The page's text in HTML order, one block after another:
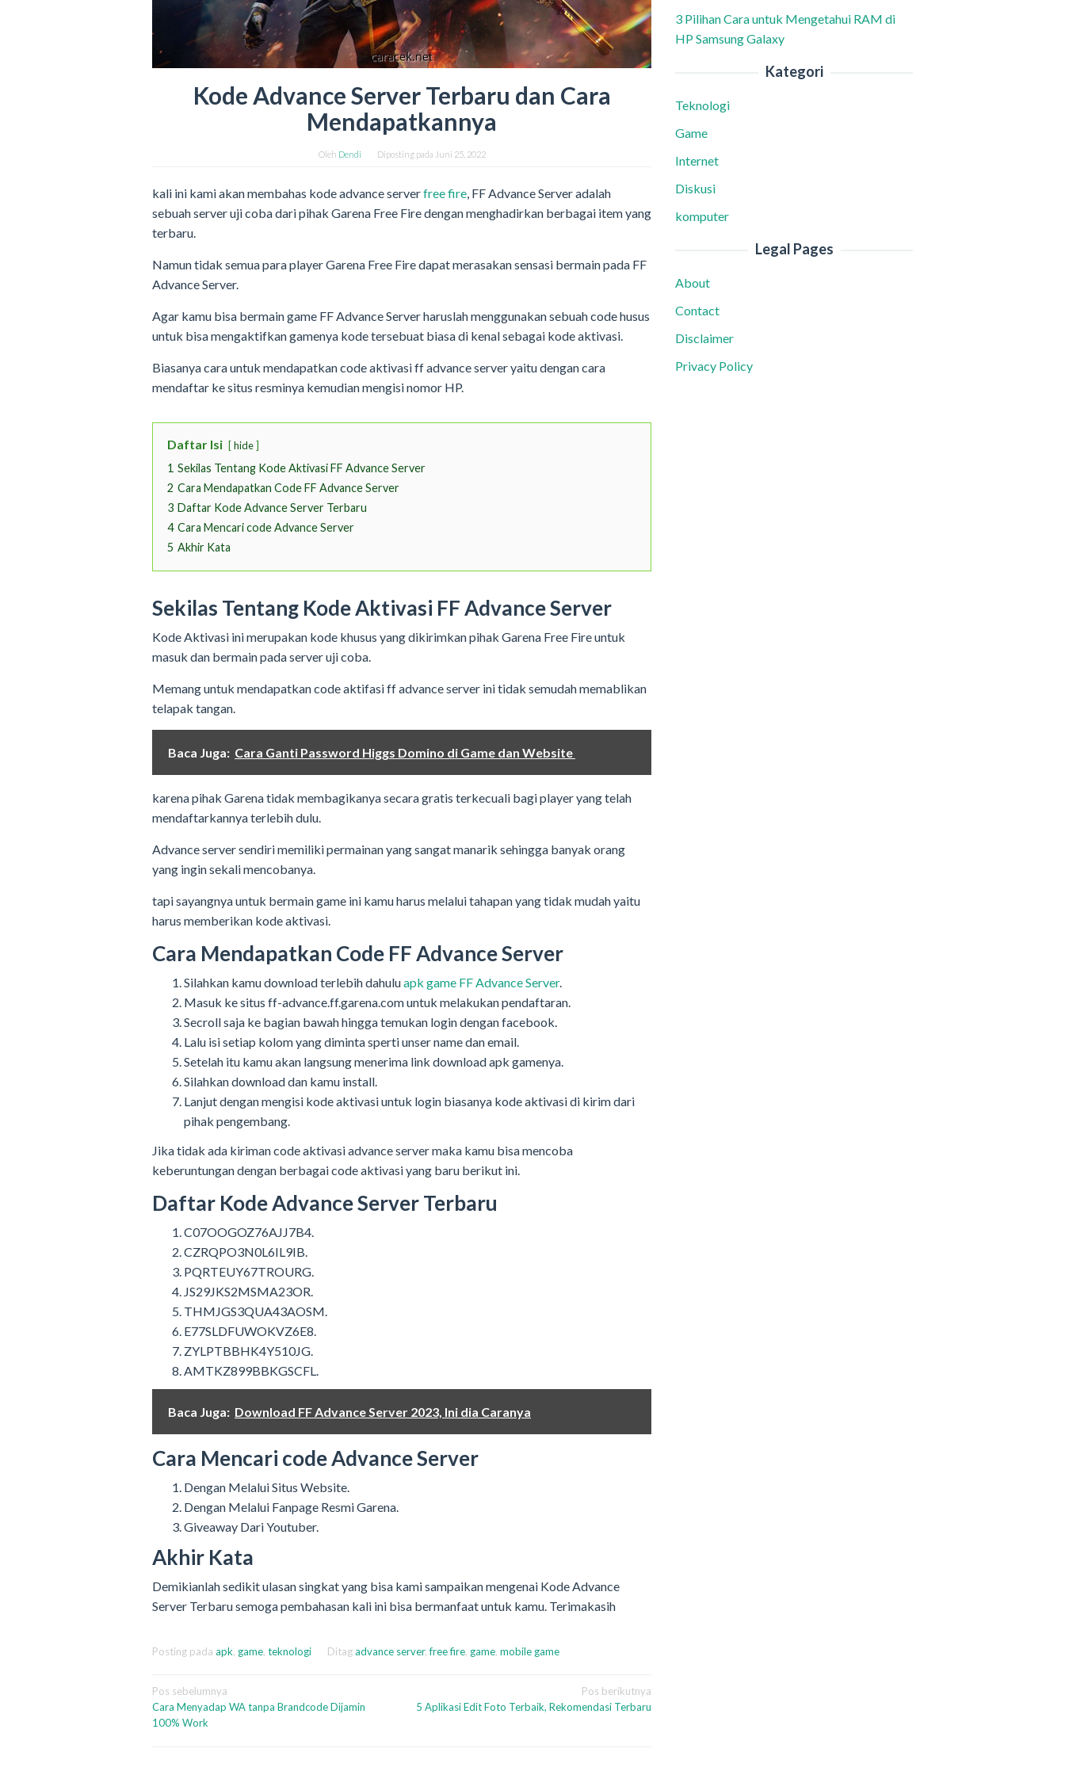
Kode Advance Server Terbaru dan Cara
Mendapatkannya
Oleh Dendi Diposting pada Juni 25, 2022
kali ini kami akan membahas kode advance serverfree fire, FF Advance Server adalah
sebuah server uji coba dari pihak Garena Free Fire dengan menghadirkan berbagai item yang
terbaru.
Namun tidak semua para player Garena Free Fire dapat merasakan sensasi bermain pada FF
Advance Server.
Agar kamu bisa bermain game FF Advance Server haruslah menggunakan sebuah code husus
untuk bisa mengaktifkan gamenya kode tersebuat biasa di kenal sebagai kode aktivasi.
Biasanya cara untuk mendapatkan code aktivasi ff advance server yaitu dengan cara
mendaftar ke situs resminya kemudian mengisi nomor HP.
Daftar Isi hide
1 Sekilas Tentang Kode Aktivasi FF Advance Server
2 Cara Mendapatkan Code FF Advance Server
3 Daftar Kode Advance Server Terbaru
4 Cara Mencari code Advance Server
5 Akhir Kata
Sekilas Tentang Kode Aktivasi FF Advance Server
Kode Aktivasi ini merupakan kode khusus yang dikirimkan pihak Garena Free Fire untuk
masuk dan bermain pada server uji coba.
Memang untuk mendapatkan code aktifasi ff advance server ini tidak semudah memablikan
telapak tangan.
Baca Juga: Cara Ganti Password Higgs Domino di Game dan Website
karena pihak Garena tidak membagikanya secara gratis terkecuali bagi player yang telah
mendaftarkannya terlebih dulu.
Advance server sendiri memiliki permainan yang sangat manarik sehingga banyak orang
yang ingin sekali mencobanya.
tapi sayangnya untuk bermain game ini kamu harus melalui tahapan yang tidak mudah yaitu
harus memberikan kode aktivasi.
Cara Mendapatkan Code FF Advance Server
Silahkan kamu download terlebih dahuluapk game FF Advance Server.
Masuk ke situs ff-advance.ff.garena.com untuk melakukan pendaftaran.
Secroll saja ke bagian bawah hingga temukan login dengan facebook.
Lalu isi setiap kolom yang diminta sperti unser name dan email.
Setelah itu kamu akan langsung menerima link download apk gamenya.
Silahkan download dan kamu install.
Lanjut dengan mengisi kode aktivasi untuk login biasanya kode aktivasi di kirim dari
pihak pengembang.
Jika tidak ada kiriman code aktivasi advance server maka kamu bisa mencoba
keberuntungan dengan berbagai code aktivasi yang baru berikut ini.
Daftar Kode Advance Server Terbaru
C07OOGOZ76AJJ7B4.
CZRQPO3N0L6IL9IB.
PQRTEUY67TROURG.
JS29JKS2MSMA23OR.
THMJGS3QUA43AOSM.
E77SLDFUWOKVZ6E8.
ZYLPTBBHK4Y510JG.
AMTKZ899BBKGSCFL.
Baca Juga: Download FF Advance Server 2023, Ini dia Caranya
Cara Mencari code Advance Server
Dengan Melalui Situs Website.
Dengan Melalui Fanpage Resmi Garena.
Giveaway Dari Youtuber.
Akhir Kata
Demikianlah sedikit ulasan singkat yang bisa kami sampaikan mengenai Kode Advance
Server Terbaru semoga pembahasan kali ini bisa bermanfaat untuk kamu. Terimakasih
Posting pada apk, game, teknologi Ditagadvance server,free fire, game, mobile game
Navigasi
pos
Pos sebelumnya
Cara Menyadap WA tanpa Brandcode Dijamin
100% Work
Pos berikutnya
5 Aplikasi Edit Foto Terbaik, Rekomendasi Terbaru
3 Pilihan Cara untuk Mengetahui RAM di
HP Samsung Galaxy
Kategori
Teknologi
Game
Internet
Diskusi
komputer
Legal Pages
About
Contact
Disclaimer
Privacy Policy